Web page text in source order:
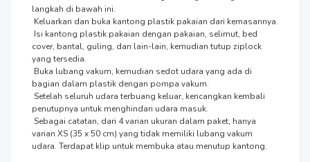
langkah di bawah ini.
cover, bantal, guling, dan lain-lain, kemudian tutup ziplock
yang tersedia.
bagian dalam plastik dengan pompa vakum.
penutupnya untuk menghindari udara masuk.
varian XS (35 x 50 cm) yang tidak memiliki lubang vakum
udara. Terdapat klip untuk membuka atau menutup kantong.